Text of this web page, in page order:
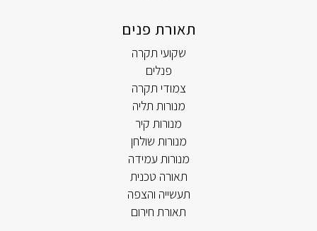
תאורת פנים
שקועי תקרה
פנלים
צמודי תקרה
מנורות תליה
מנורות קיר
מנורות שולחן
מנורות עמידה
תאורה טכנית
תעשייה והצפה
תאורת חירום